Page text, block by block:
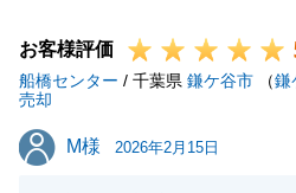
閉じる
お客様評価
船橋センター / 千葉県 鎌ケ谷市 （鎌
売却
M様
M様 2026年2月15日